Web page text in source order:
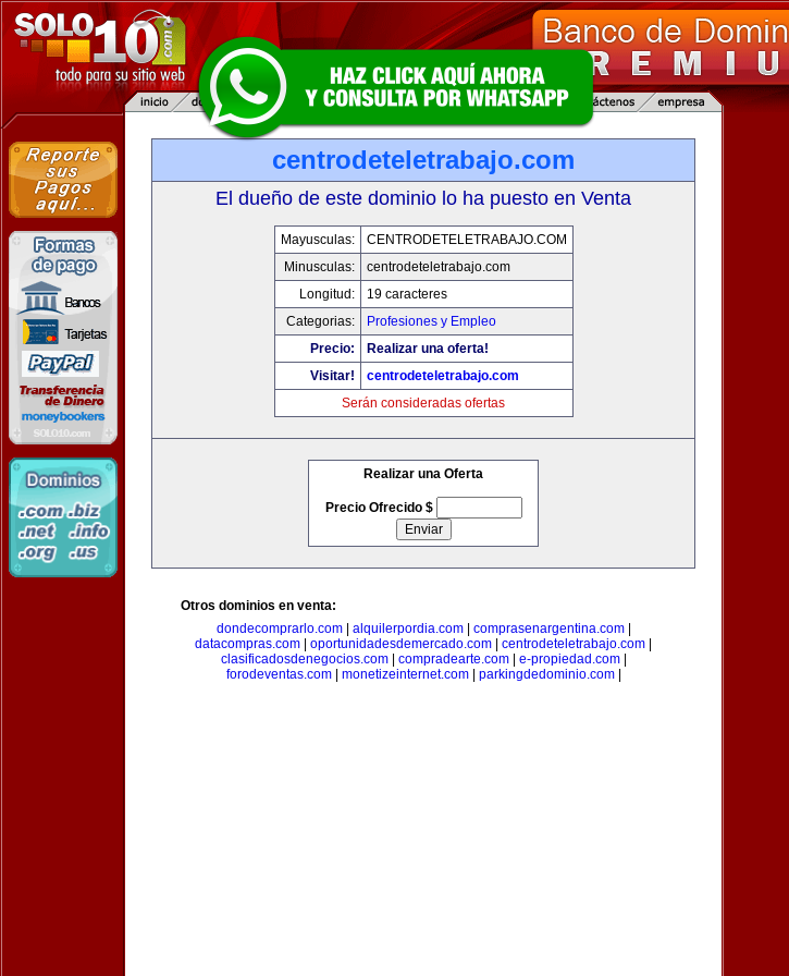
centrodeteletrabajo.com
El dueño de este dominio lo ha puesto en Venta
Mayusculas:
CENTRODETELETRABAJO.COM
Minusculas:
centrodeteletrabajo.com
Longitud:
19 caracteres
Categorias:
Profesiones y Empleo
Precio:
Realizar una oferta!
Visitar!
centrodeteletrabajo.com
Serán consideradas ofertas
Realizar una Oferta
Precio Ofrecido $
Otros dominios en venta:
dondecomprarlo.com| alquilerpordia.com| comprasenargentina.com|
datacompras.com
oportunidadesdemercado.com centrodeteletrabajo.com
clasificadosdenegocios.com| compradearte.com| e-propiedad.com|
forodeventas.com| monetizeinternet.com| parkingdedominio.com|